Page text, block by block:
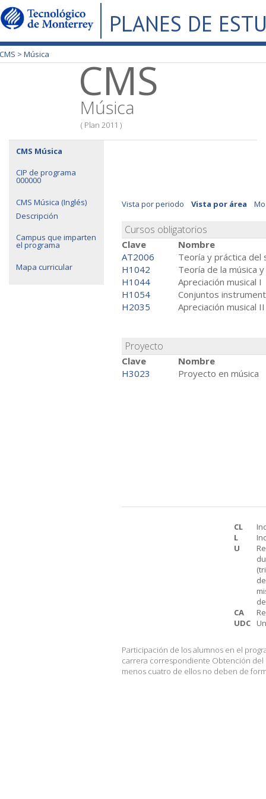
PLANES DE
CMS > Música CMS
Música
( Plan 2011 )
CMS Música
CIP de programa
000000
CMS Música (Inglés)
Descripción
Campus que imparten
el programa
Mapa curricular
Vista por periodo Vista por área
Cursos obligatorios
Clave
Nombre
AT2006
Teoría y práctica del
H1042
Teoría de la música
H1044
Apreciación musical I
H1054
Conjuntos
H2035
Apreciación musical II
Proyecto
Clave
Nombre
H3023
Proyecto en música
CL
L
U
CA
UDC
Participación de los alumnos en el
carrera correspondiente Obtención del
menos cuatro de ellos no deben de